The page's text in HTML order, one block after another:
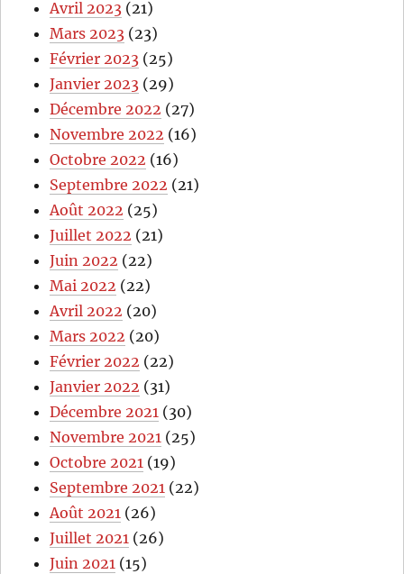
Avril 2023 (21)
Mars 2023 (23)
Février 2023 (25)
Janvier 2023 (29)
Décembre 2022 (27)
Novembre 2022 (16)
Octobre 2022 (16)
Septembre 2022 (21)
Août 2022 (25)
Juillet 2022 (21)
Juin 2022 (22)
Mai 2022 (22)
Avril 2022 (20)
Mars 2022 (20)
Février 2022 (22)
Janvier 2022 (31)
Décembre 2021 (30)
Novembre 2021 (25)
Octobre 2021 (19)
Septembre 2021 (22)
Août 2021 (26)
Juillet 2021 (26)
Juin 2021 (15)